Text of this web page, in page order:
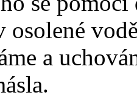
osolené
a